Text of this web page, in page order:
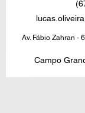
Av. Fábio Zahran -
Campo